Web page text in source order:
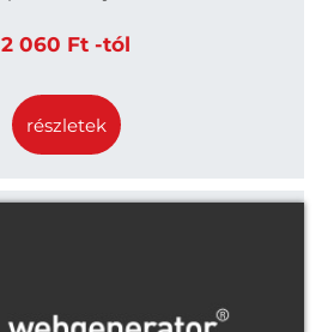
2 060 Ft -tól
részletek